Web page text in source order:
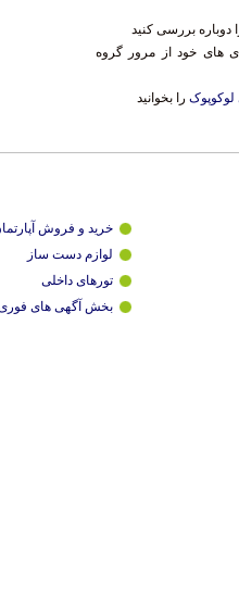
دوباره بررسی کنید
های خود از مرور گروه
را بخوانید
خرید و فروش
لوازم دست ساز
تورهای داخلی
بخش آگهی های